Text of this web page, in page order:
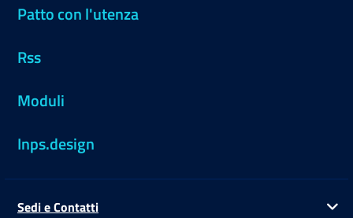
Patto con l'utenza
Rss
Moduli
Inps.design
Sedi e Contatti